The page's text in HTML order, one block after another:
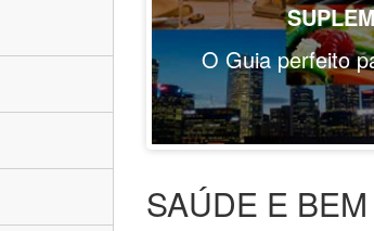
O Guia perfeito
SAÚDE E